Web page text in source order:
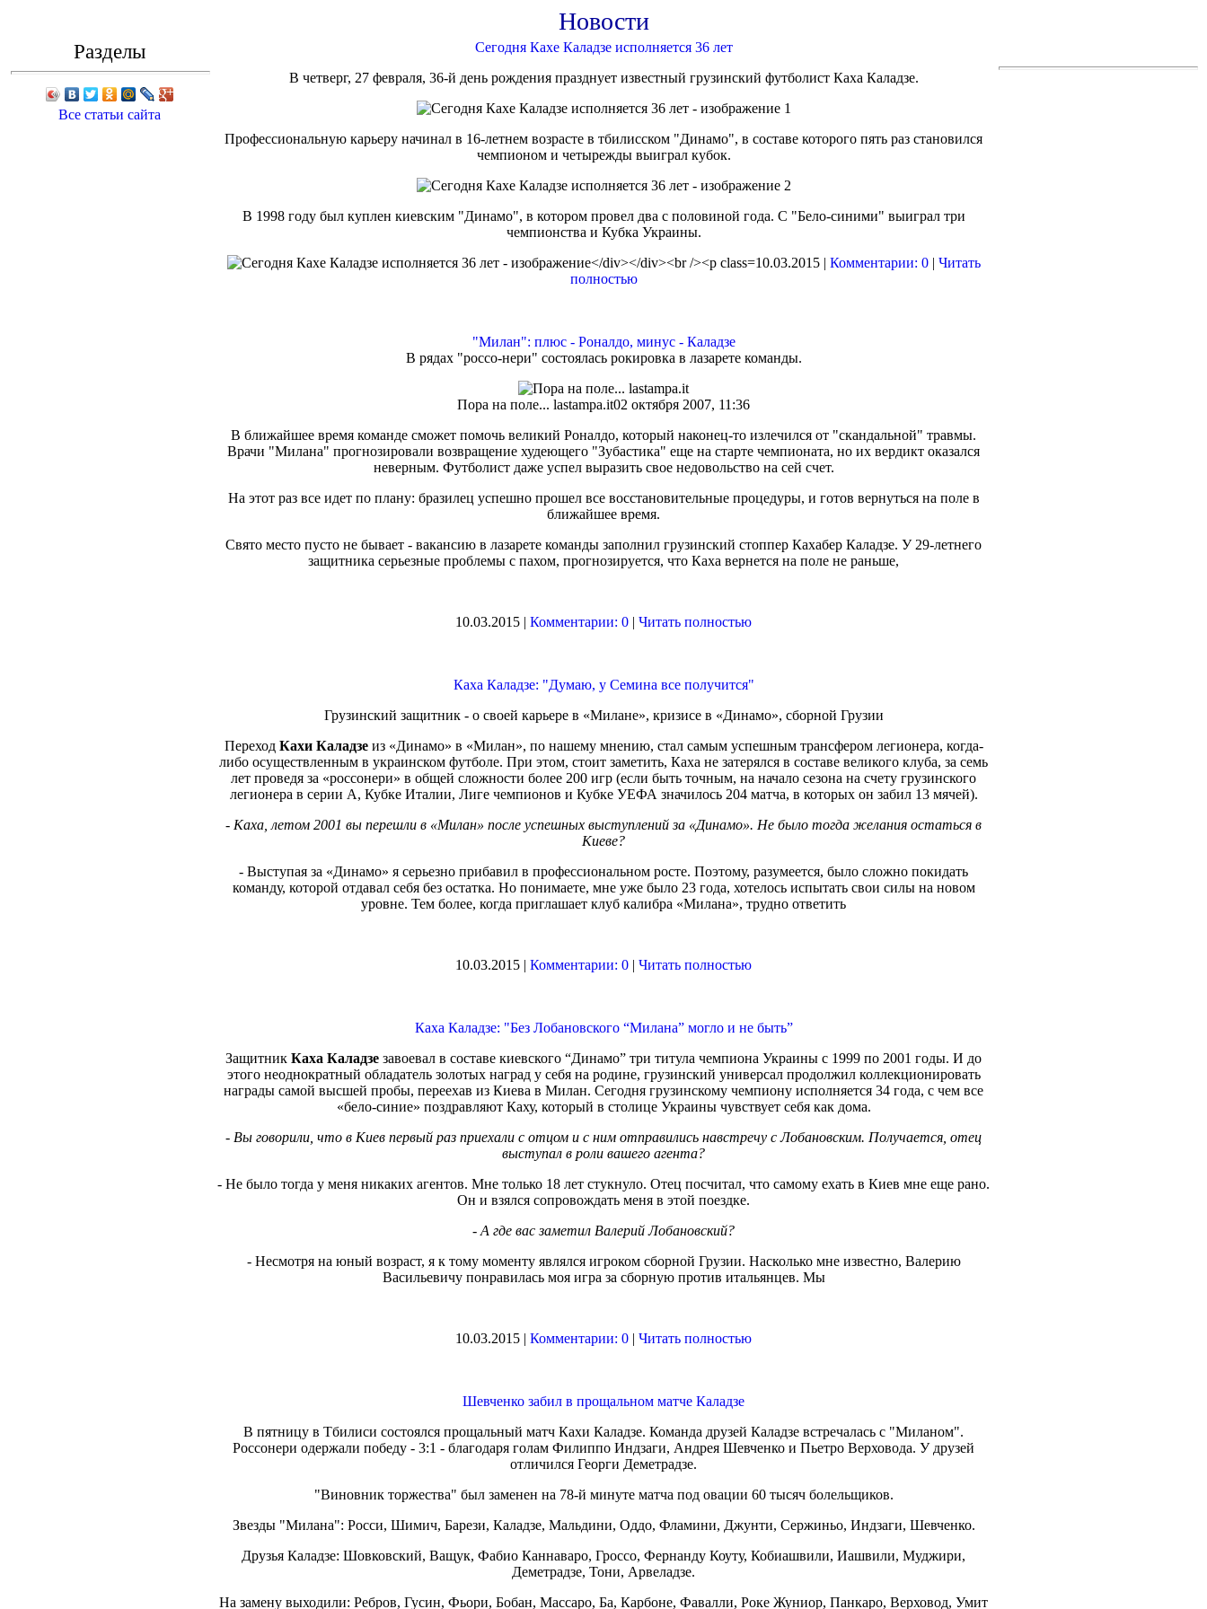
Новости
Разделы
Все статьи сайта
Сегодня Кахе Каладзе исполняется 36 лет
В четверг, 27 февраля, 36-й день рождения празднует известный грузинский футболист Каха Каладзе.
Профессиональную карьеру начинал в 16-летнем возрасте в тбилисском "Динамо", в составе которого пять раз становился
чемпионом и четырежды выиграл кубок.
В 1998 году был куплен киевским "Динамо", в котором провел два с половиной года. С "Бело-синими" выиграл три
чемпионства и Кубка Украины.
10.03.2015 | Комментарии: 0| Читать
полностью
"Милан": плюс - Роналдо, минус - Каладзе
В рядах "россо-нери" состоялась рокировка в лазарете команды.
Пора на поле... lastampa.it02 октября 2007, 11:36
В ближайшее время команде сможет помочь великий Роналдо, который наконец-то излечился от "скандальной" травмы.
Врачи "Милана" прогнозировали возвращение худеющего "Зубастика" еще на старте чемпионата, но их вердикт оказался
неверным. Футболист даже успел выразить свое недовольство на сей счет.
На этот раз все идет по плану: бразилец успешно прошел все восстановительные процедуры, и готов вернуться на поле в
ближайшее время.
Свято место пусто не бывает - вакансию в лазарете команды заполнил грузинский стоппер Кахабер Каладзе. У 29-летнего
защитника серьезные проблемы с пахом, прогнозируется, что Каха вернется на поле не раньше,
10.03.2015 | Комментарии: 0 | Читать полностью
Каха Каладзе: "Думаю, у Семина все получится"
Грузинский защитник - о своей карьере в «Милане», кризисе в «Динамо», сборной Грузии
Переход Кахи Каладзеиз «Динамо» в «Милан», по нашему мнению, стал самым успешным трансфером легионера, когда-
либо осуществленным в украинском футболе. При этом, стоит заметить, Каха не затерялся в составе великого клуба, за семь
лет проведя за «россонери» в общей сложности более 200 игр (если быть точным, на начало сезона на счету грузинского
легионера в серии А, Кубке Италии, Лиге чемпионов и Кубке УЕФА значилось 204 матча, в которых он забил 13 мячей).
- Каха, летом 2001 вы перешли в «Милан» после успешных выступлений за «Динамо». Не было тогда желания остаться в
Киеве?
- Выступая за «Динамо» я серьезно прибавил в профессиональном росте. Поэтому, разумеется, было сложно покидать
команду, которой отдавал себя без остатка. Но понимаете, мне уже было 23 года, хотелось испытать свои силы на новом
уровне. Тем более, когда приглашает клуб калибра «Милана», трудно ответить
10.03.2015 | Комментарии: 0 | Читать полностью
Каха Каладзе: "Без Лобановского “Милана” могло и не быть”
Защитник Каха Каладзе завоевал в составе киевского “Динамо” три титула чемпиона Украины c 1999 по 2001 годы. И до
этого неоднократный обладатель золотых наград у себя на родине, грузинский универсал продолжил коллекционировать
награды самой высшей пробы, переехав из Киева в Милан. Сегодня грузинскому чемпиону исполняется 34 года, с чем все
«бело-синие» поздравляют Каху, который в столице Украины чувствует себя как дома.
- Вы говорили, что в Киев первый раз приехали с отцом и с ним отправились навстречу с Лобановским. Получается, отец
выступал в роли вашего агента?
- Не было тогда у меня никаких агентов. Мне только 18 лет стукнуло. Отец посчитал, что самому ехать в Киев мне еще рано.
Он и взялся сопровождать меня в этой поездке.
- А где вас заметил Валерий Лобановский?
- Несмотря на юный возраст, я к тому моменту являлся игроком сборной Грузии. Насколько мне известно, Валерию
Васильевичу понравилась моя игра за сборную против итальянцев. Мы
10.03.2015 | Комментарии: 0 | Читать полностью
Шевченко забил в прощальном матче Каладзе
В пятницу в Тбилиси состоялся прощальный матч Кахи Каладзе. Команда друзей Каладзе встречалась с "Миланом".
Россонери одержали победу - 3:1 - благодаря голам Филиппо Индзаги, Андрея Шевченко и Пьетро Верховода. У друзей
отличился Георги Деметрадзе.
"Виновник торжества" был заменен на 78-й минуте матча под овации 60 тысяч болельщиков.
Звезды "Милана": Росси, Шимич, Барези, Каладзе, Мальдини, Оддо, Фламини, Джунти, Сержиньо, Индзаги, Шевченко.
Друзья Каладзе: Шовковский, Ващук, Фабио Каннаваро, Гроссо, Фернанду Коуту, Кобиашвили, Иашвили, Муджири,
Деметрадзе, Тони, Арвеладзе.
На замену выходили: Ребров, Гусин, Фьори, Бобан, Массаро, Ба, Карбоне, Фавалли, Роке Жуниор, Панкаро, Верховод, Умит